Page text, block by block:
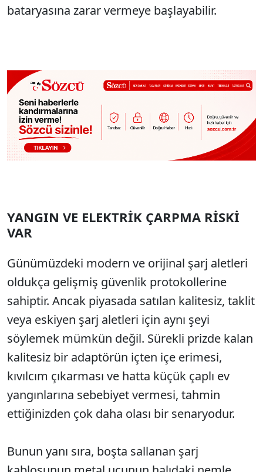
bataryasına zarar vermeye başlayabilir.
YANGIN VE ELEKTRİK ÇARPMA RİSKİ
VAR
Günümüzdeki modern ve orijinal şarj aletleri
oldukça gelişmiş güvenlik protokollerine
sahiptir. Ancak piyasada satılan kalitesiz, taklit
veya eskiyen şarj aletleri için aynı şeyi
söylemek mümkün değil. Sürekli prizde kalan
kalitesiz bir adaptörün içten içe erimesi,
kıvılcım çıkarması ve hatta küçük çaplı ev
yangınlarına sebebiyet vermesi, tahmin
ettiğinizden çok daha olası bir senaryodur.
Bunun yanı sıra, boşta sallanan şarj